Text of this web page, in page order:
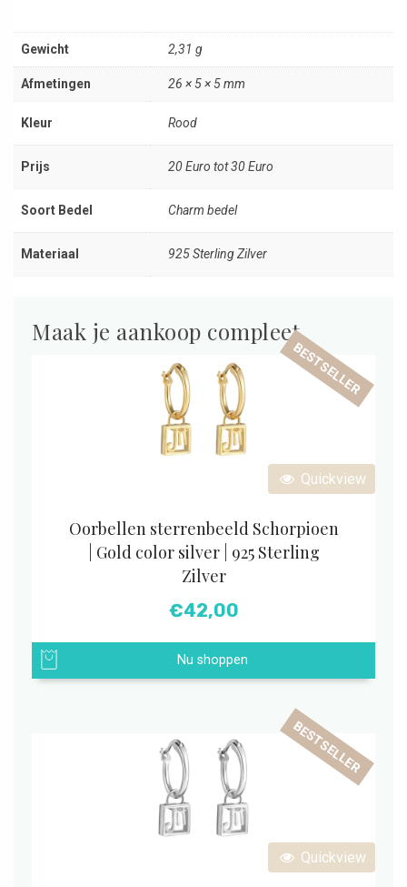
Gewicht 2,31 g
Afmetingen 26 × 5 × 5 mm
Kleur Rood
Prijs 20 Euro tot 30 Euro
Soort Bedel Charm bedel
Materiaal 925 Sterling Zilver
Maak je aankoop compleet
Quickview
BESTSELLER
Oorbellen sterrenbeeld Schorpioen
| Gold color silver | 925 Sterling
Zilver
€42,00
Nu shoppen
Quickview
BESTSELLER